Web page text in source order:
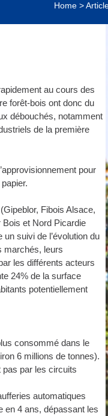
Home>
au cours des
forêt-bois ont donc du
débouchés, notamment
de la première
pour
Fibois Alsace,
et Nord Picardie
suivi de l’évolution du
marchés, leurs
les différents acteurs
24% de la surface
potentiellement
consommé dans le
6 millions de tonnes).
pas par les circuits
automatiques
en 4 ans, dépassant les